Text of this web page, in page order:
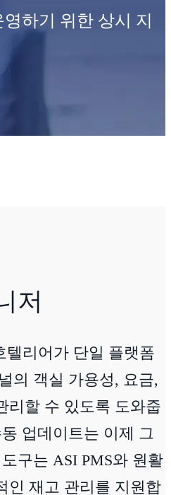
하기 위한 상시 지
저
텔리어가 단일 플랫폼
의 객실 가용성, 요금,
리할 수 있도록 도와줍
업데이트는 이제 그
구는 ASI PMS와 원활
인 재고 관리를 지원합